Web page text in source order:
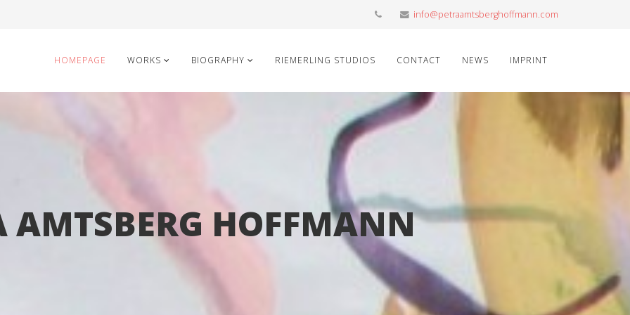
info@petraamtsberghoffmann.com
HOMEPAGE WORKS BIOGRAPHY RIEMERLING STUDIOS CONTACT NEWS IMPRINT
AMTSBERG HOFFMANN